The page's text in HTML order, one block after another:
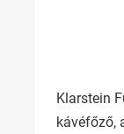
Klarstein
kávéfőző,